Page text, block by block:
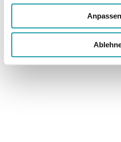
Anpassen